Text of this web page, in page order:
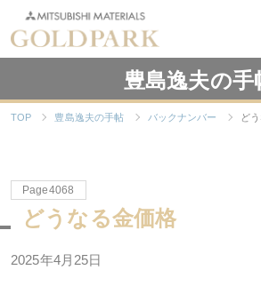
豊島逸夫の手
TOP 豊島逸夫の手帖 バックナンバー ど
Page4068
どうなる金価格
2025年4月25日